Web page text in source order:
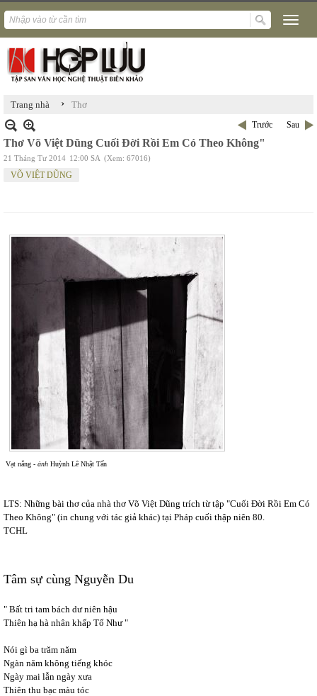
Trang nhà › Thơ
Trước Sau
Thơ Võ Việt Dũng Cuối Đời Rồi Em Có Theo Không"
21 Tháng Tư 2014 12:00 SA (Xem: 67016)
VÕ VIỆT DŨNG
Vạt nắng - ảnh Huỳnh Lê Nhật Tấn
LTS: Những bài thơ của nhà thơ Võ Việt Dũng trích từ tập "Cuối Đời Rồi Em Có
Theo Không" (in chung với tác giả khác) tại Pháp cuối thập niên 80.
TCHL
Tâm sự cùng Nguyễn Du
" Bất tri tam bách dư niên hậu
Thiên hạ hà nhân khấp Tố Như "
Nói gì ba trăm năm
Ngàn năm không tiếng khóc
Ngày mai lẫn ngày xưa
Thiên thu bạc màu tóc